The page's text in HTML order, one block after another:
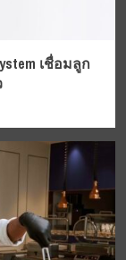
เชื่อมลูก